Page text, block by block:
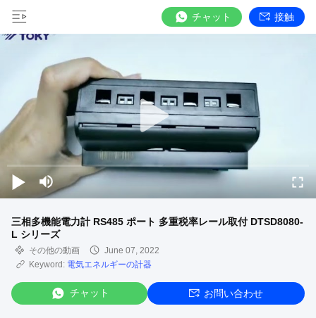
チャット 接触
三相多機能電力計 RS485 ポート 多重税率レール取付 DTSD8080-
L シリーズ
その他の動画
June 07, 2022
Keyword: 電気エネルギーの計器
チャット お問い合わせ